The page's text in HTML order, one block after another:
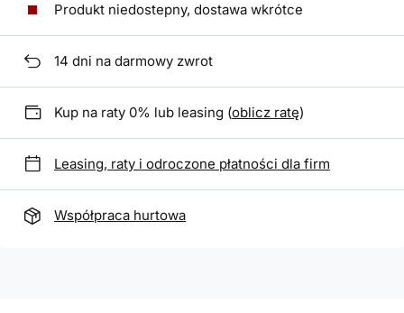
Produkt niedostepny, dostawa wkrótce
14 dni na darmowy zwrot
Kup na raty 0% lub leasing (oblicz ratę)
Leasing, raty i odroczone płatności dla firm
Współpraca hurtowa